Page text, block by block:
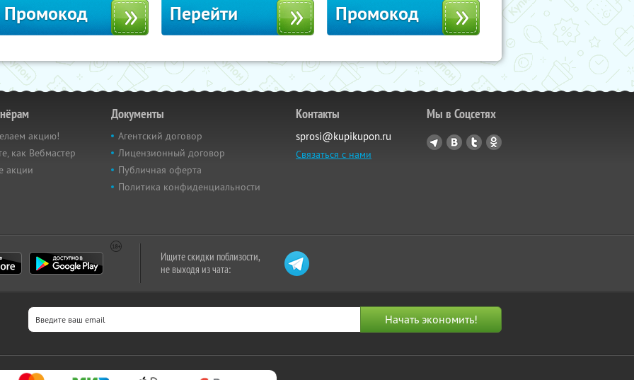
Промокод Перейти Промокод
акцию!
как Вебмастер
акции
Документы
Агентский договор
Лицензионный договор
Публичная оферта
Политика конфиденциальности
Контакты
sprosi@kupikupon.ru
Связаться с нами
Мы в Соцсетях
Ищите скидки поблизости,
не выходя из чата: